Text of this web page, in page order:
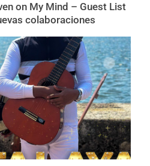
on My Mind – Guest List
colaboraciones